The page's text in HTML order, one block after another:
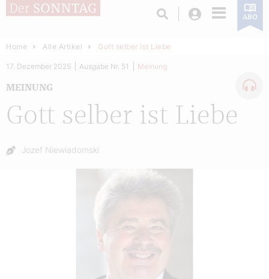
Login ABO
Home Alle Artikel Gott selber ist Liebe
Gott selber ist Liebe
MEINUNG
17. Dezember 2025 Ausgabe Nr. 51 Meinung
Autor:
Jozef Niewiadomski